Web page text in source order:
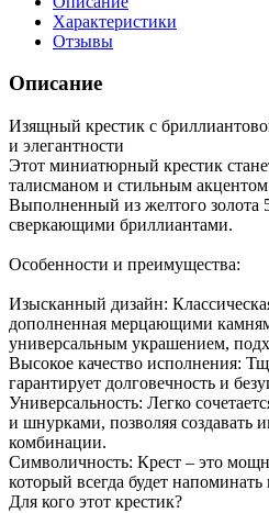
Характеристики
Отзывы
Описание
Изящный крестик с
и элегантности
Этот миниатюрный крестик
талисманом и стильным
Выполненный из желтого золота
сверкающими бриллиантами.
Особенности и преимущества:
Изысканный дизайн:
дополненная мерцающими
универсальным украшением,
Высокое качество исполнения:
гарантирует долговечность и
Универсальность: Легко
и шнурками, позволяя создавать
комбинации.
Символичность: Крест – это
который всегда будет
Для кого этот крестик?